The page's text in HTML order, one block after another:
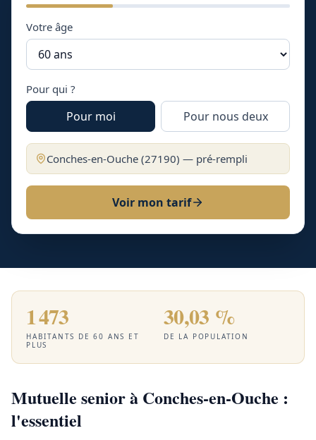
Votre âge
Pour qui ?
Pour moi Pour nous deux
Conches-en-Ouche (27190) — pré-rempli
Voir mon tarif
1 473
HABITANTS DE 60 ANS ET
PLUS
30,03 %
DE LA POPULATION
Mutuelle senior à Conches-en-Ouche :
l'essentiel